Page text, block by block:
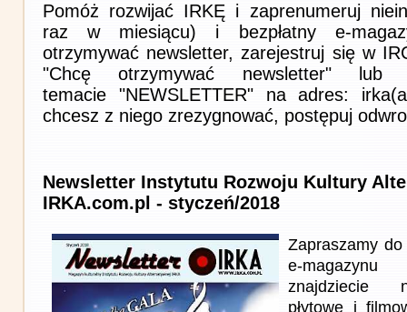
Pomóż rozwijać IRKĘ i zaprenumeruj
raz w miesiącu) i bezpłatny e-
otrzymywać newsletter, zarejestruj się w
"Chcę otrzymywać newsletter"
temacie "NEWSLETTER" na adres:
chcesz z niego zrezygnować, postępuj
Newsletter Instytutu Rozwoju Kultury
IRKA.com.pl - styczeń/2018
Zapraszamy
e-
znajdziecie
płytowe i